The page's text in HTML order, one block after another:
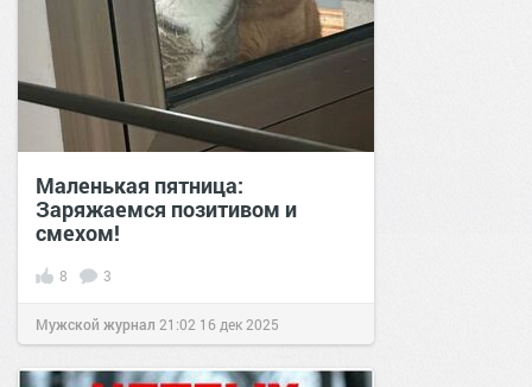
Маленькая пятница:
Заряжаемся позитивом и
смехом!
8 3
Мужской журнал 21:02 16 дек 2025